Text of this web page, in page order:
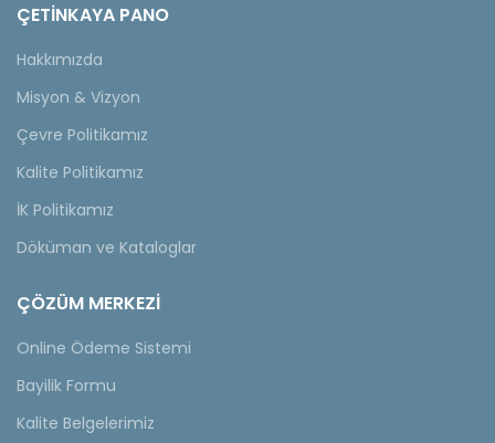
ÇETINKAYA PANO
Hakkımızda
Misyon & Vizyon
Çevre Politikamız
Kalite Politikamız
İK Politikamız
Döküman ve Kataloglar
ÇÖZÜM MERKEZİ
Online Ödeme Sistemi
Bayilik Formu
Kalite Belgelerimiz